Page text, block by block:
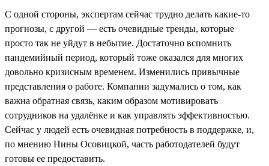
С одной стороны, экспертам сейчас трудно делать какие-то
прогнозы, с другой — есть очевидные тренды, которые
просто так не уйдут в небытие. Достаточно вспомнить
пандемийный период, который тоже оказался для многих
довольно кризисным временем. Изменились привычные
представления о работе. Компании задумались о том, как
важна обратная связь, каким образом мотивировать
сотрудников на удалёнке и как управлять эффективностью.
Сейчас у людей есть очевидная потребность в поддержке, и,
по мнению Нины Осовицкой, часть работодателей будут
готовы ее предоставить.